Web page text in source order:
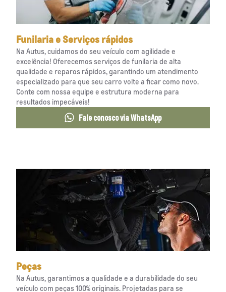
Funilaria e Serviços rápidos
Na Autus, cuidamos do seu veículo com agilidade e
excelência! Oferecemos serviços de funilaria de alta
qualidade e reparos rápidos, garantindo um atendimento
especializado para que seu carro volte a ficar como novo.
Conte com nossa equipe e estrutura moderna para
resultados impecáveis!
Fale conosco via WhatsApp
Peças
Na Autus, garantimos a qualidade e a durabilidade do seu
veículo com peças 100% originais. Projetadas para se